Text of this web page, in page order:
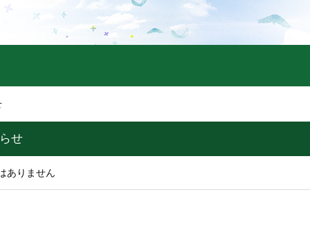
せ
ありません